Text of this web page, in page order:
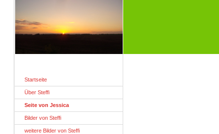
Startseite
Über Steffi
Seite von Jessica
Bilder von Steffi
weitere Bilder von Steffi